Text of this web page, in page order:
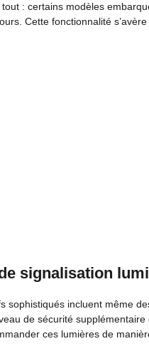
tout : certains modèles
Cette fonctionnalité
signalisation
sophistiqués incluent même
de sécurité
ces lumières de